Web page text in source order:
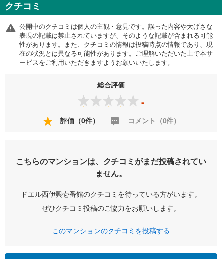
クチコミ
公開中のクチコミは個人の主観・意見です。誤った内容や大げさな
表現の記載は禁止されていますが、そのような記載が含まれる可能
性があります。また、クチコミの情報は投稿時点の情報であり、現
在の状況とは異なる可能性があります。ご理解いただいた上で本サ
ービスをご利用いただきますようお願いいたします。
総合評価
-
評価（0件） コメント（0件）
こちらのマンションは、クチコミがまだ投稿されてい
ません。
ドエル西伊興壱番館のクチコミを待っている方がいます。
ぜひクチコミ投稿のご協力をお願いします。
このマンションのクチコミを投稿する